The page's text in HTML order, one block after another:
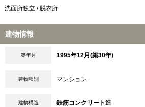
洗面所独立 / 脱衣所
建物情報
築年月 1995年12月(築30年)
建物種別 マンション
建物構造 鉄筋コンクリート造